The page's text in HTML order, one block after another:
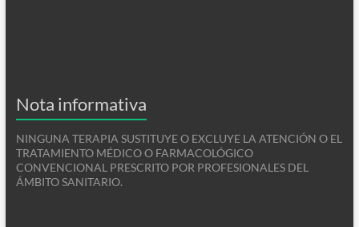
Nota informativa
NINGUNA TERAPIA SUSTITUYE O EXCLUYE LA ATENCIÓN O EL
TRATAMIENTO MÉDICO O FARMACOLÓGICO
CONVENCIONAL PRESCRITO POR PROFESIONALES DEL
ÁMBITO SANITARIO.